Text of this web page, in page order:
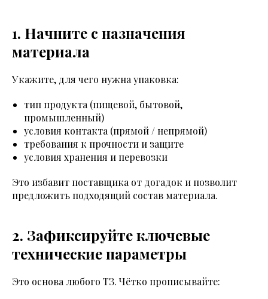
1. Начните с назначения
материала
Укажите, для чего нужна упаковка:
тип продукта (пищевой, бытовой,
промышленный)
условия контакта (прямой / непрямой)
требования к прочности и защите
условия хранения и перевозки
Это избавит поставщика от догадок и позволит
предложить подходящий состав материала.
2. Зафиксируйте ключевые
технические параметры
Это основа любого ТЗ. Чётко прописывайте: